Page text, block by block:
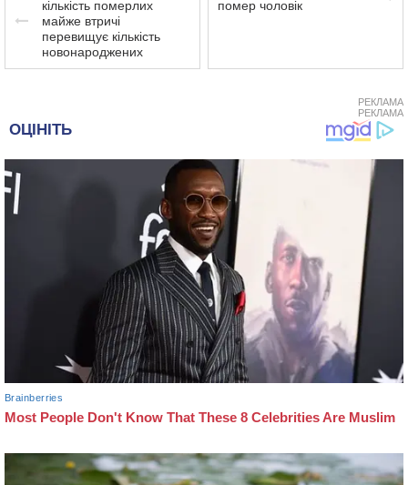
кількість померлих
майже втричі
перевищує кількість
новонароджених
помер чоловік
РЕКЛАМА
РЕКЛАМА